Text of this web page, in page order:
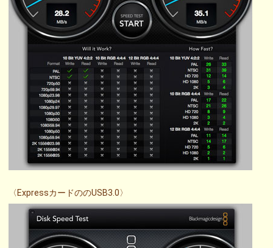
〈ExpressカードののUSB3.0〉